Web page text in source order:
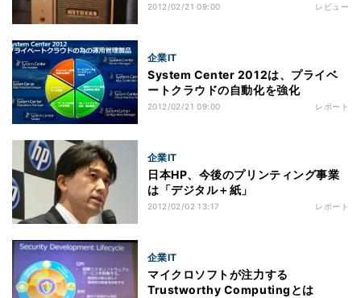
2012/02/21 09:00 レビュー
企業IT
System Center 2012は、プライベ
ートクラウドの自動化を強化
2012/02/21 09:00 レポート
企業IT
日本HP、今後のプリンティング事業
は「デジタル＋紙」
2012/02/02 13:17 レポート
企業IT
マイクロソフトが注力する
Trustworthy Computingとは